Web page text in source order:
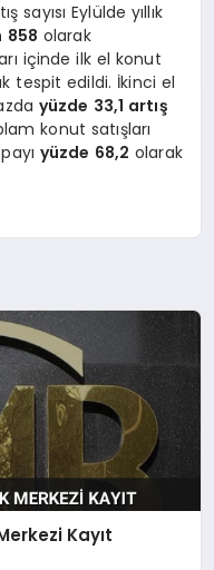
Eylülde yıllık
858 olarak
içinde ilk el konut
tespit edildi. İkinci el
yüzde 33,1 artış
konut satışları
yüzde 68,2 olarak
Kayıt